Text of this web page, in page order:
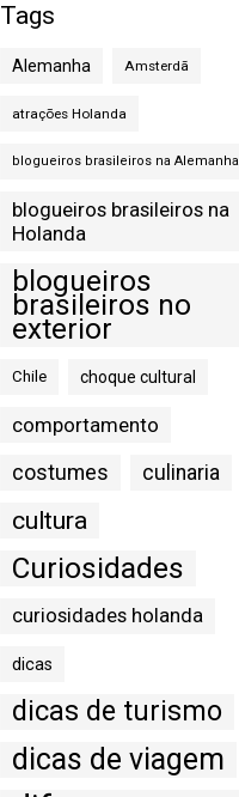
Tags
Alemanha Amsterdã
atrações Holanda
blogueiros brasileiros na Alemanha
blogueiros brasileiros na
Holanda
blogueiros
brasileiros no
exterior
Chile choque cultural
comportamento
costumes culinaria
cultura
Curiosidades
curiosidades holanda
dicas
dicas de turismo
dicas de viagem